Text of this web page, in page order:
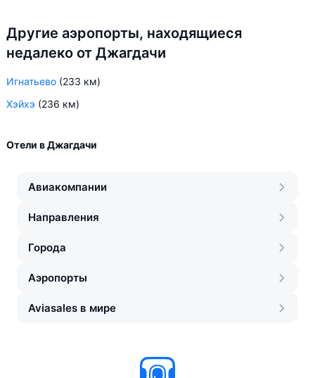
Другие аэропорты, находящиеся
недалеко от Джагдачи
Игнатьево (233 км)
Хэйхэ (236 км)
Отели в Джагдачи
Авиакомпании
Направления
Города
Аэропорты
Aviasales в мире